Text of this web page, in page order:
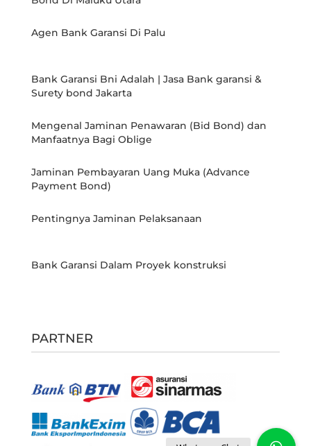
Agen Bank Garansi Di Palu
Bank Garansi Bni Adalah | Jasa Bank garansi &
Surety bond Jakarta
Mengenal Jaminan Penawaran (Bid Bond) dan
Manfaatnya Bagi Oblige
Jaminan Pembayaran Uang Muka (Advance
Payment Bond)
Pentingnya Jaminan Pelaksanaan
Bank Garansi Dalam Proyek konstruksi
PARTNER